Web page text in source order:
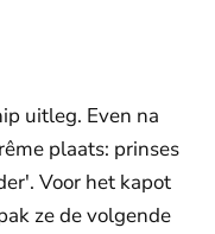
uitleg. Even na
plaats: prinses
Voor het kapot
ze de volgende